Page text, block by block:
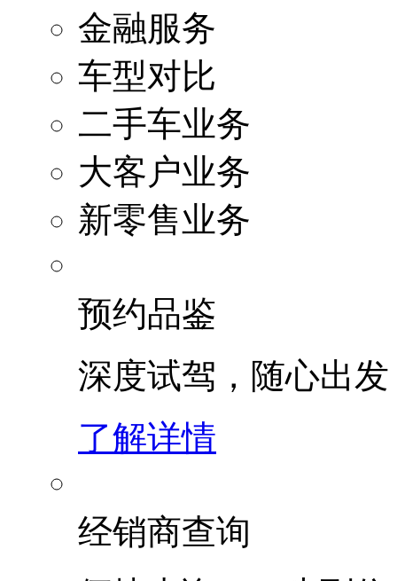
金融服务
车型对比
二手车业务
大客户业务
新零售业务
预约品鉴
深度试驾，随心出发
了解详情
经销商查询